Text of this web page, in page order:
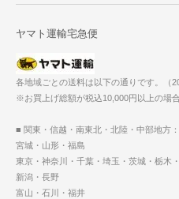
ヤマト運輸宅急便
各地域ごとの送料は以下の通りです。（
※お買上げ総額が税込10,000円以上の場
■ 関東・信越・南東北・北陸・中部地方：
宮城・山形・福島
東京・神奈川・千葉・埼玉・茨城・栃木
新潟・長野
富山・石川・福井